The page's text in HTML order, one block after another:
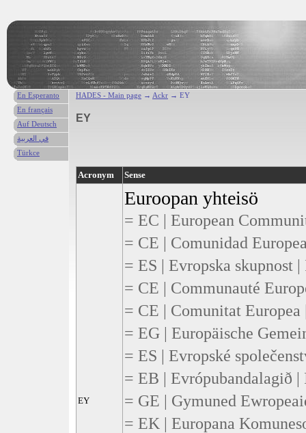
HADES - Main page → Ackr → EY
EY
Acronym Sense
EY
Euroopan yhteisö
= EC | European
= CE | Comunidad
= ES | Evropska skupnost
= CE | Communauté
= CE | Comunitat Europea
= EG | Europäische
= ES | Evropské
= EB | Evrópubandalagið
= GE | Gymuned
= EK | Europana
En Esperanto
En français
Auf Deutsch
في العربية
Türkce